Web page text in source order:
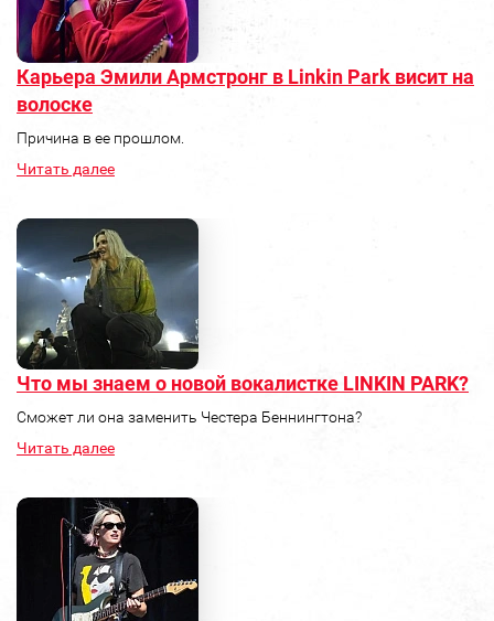
Карьера Эмили Армстронг в Linkin Park висит на
волоске
Причина в ее прошлом.
Читать далее
Что мы знаем о новой вокалистке LINKIN PARK?
Сможет ли она заменить Честера Беннингтона?
Читать далее